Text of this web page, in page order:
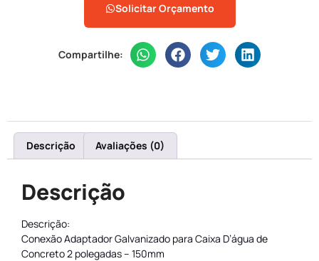
Solicitar Orçamento
Compartilhe:
Descrição Avaliações (0)
Descrição
Descrição:
Conexão Adaptador Galvanizado para Caixa D’água de
Concreto 2 polegadas – 150mm